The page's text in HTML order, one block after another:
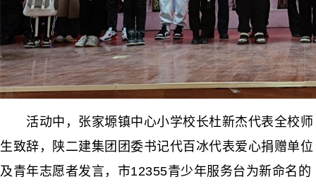
活动中，张家塬镇中心小学校长杜新杰代表全校师
生致辞，陕二建集团团委书记代百冰代表爱心捐赠单位
及青年志愿者发言，市12355青少年服务台为新命名的